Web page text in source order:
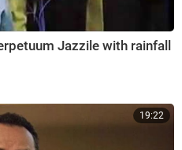
Jazzile with rainfall
19:22